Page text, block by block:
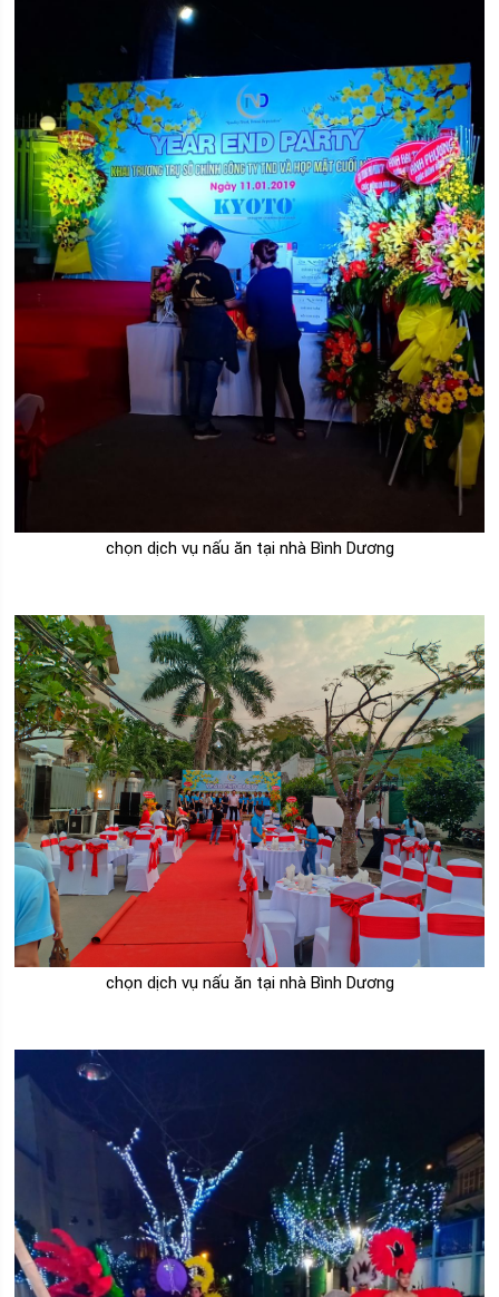
chọn dịch vụ nấu ăn tại nhà Bình Dương
chọn dịch vụ nấu ăn tại nhà Bình Dương